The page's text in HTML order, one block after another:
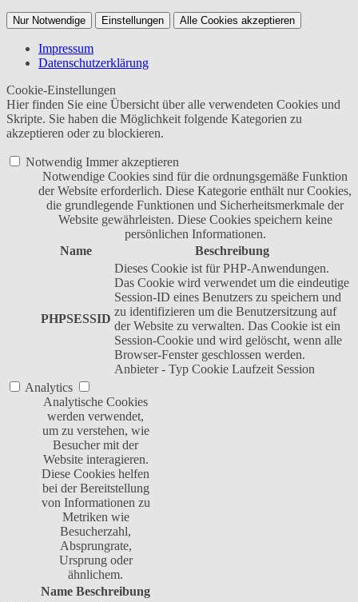
Nur Notwendige Einstellungen Alle Cookies akzeptieren
Impressum
Datenschutzerklärung
Cookie-Einstellungen
Hier finden Sie eine Übersicht über alle verwendeten Cookies und
Skripte. Sie haben die Möglichkeit folgende Kategorien zu
akzeptieren oder zu blockieren.
Notwendig Immer akzeptieren
Notwendige Cookies sind für die ordnungsgemäße Funktion
der Website erforderlich. Diese Kategorie enthält nur Cookies,
die grundlegende Funktionen und Sicherheitsmerkmale der
Website gewährleisten. Diese Cookies speichern keine
persönlichen Informationen.
Name
Beschreibung
PHPSESSID
Dieses Cookie ist für PHP-Anwendungen.
Das Cookie wird verwendet um die eindeutige
Session-ID eines Benutzers zu speichern und
zu identifizieren um die Benutzersitzung auf
der Website zu verwalten. Das Cookie ist ein
Session-Cookie und wird gelöscht, wenn alle
Browser-Fenster geschlossen werden.
Anbieter - Typ Cookie Laufzeit Session
Analytics
Analytische Cookies
werden verwendet,
um zu verstehen, wie
Besucher mit der
Website interagieren.
Diese Cookies helfen
bei der Bereitstellung
von Informationen zu
Metriken wie
Besucherzahl,
Absprungrate,
Ursprung oder
ähnlichem.
Name Beschreibung